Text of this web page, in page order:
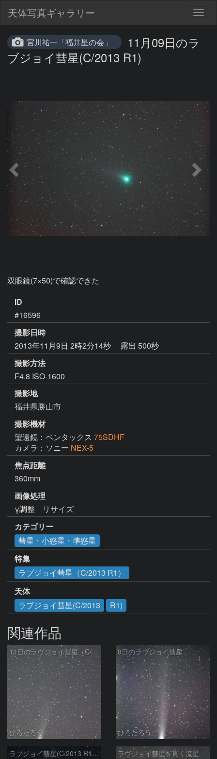
天体写真ギャラリー
宮川祐一「福井星の会」
11月09日のラ
ブジョイ彗星(C/2013 R1)
双眼鏡(7×50)で確認できた
ID
#16596
撮影日時
2013年11月9日 2時2分14秒
露出 500秒
撮影方法
F4.8 ISO-1600
撮影地
福井県勝山市
撮影機材
望遠鏡：ペンタックス 75SDHF
カメラ：ソニー NEX-5
焦点距離
360mm
画像処理
γ調整　リサイズ
カテゴリー
彗星・小惑星・準惑星
特集
ラブジョイ彗星（C/2013 R1）
天体
ラブジョイ彗星(C/2013
R1)
関連作品
11日のラヴジョイ彗星（C/2013R1)
ひろたろう
9日のラヴジョイ彗星
ひろたろう
ラブジョイ彗星(C/2013 R1)とM13 ラヴジョイ彗星を貫く流星